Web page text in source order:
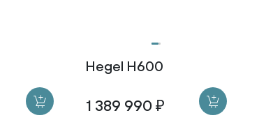
Hegel H600
1 389 990 ₽